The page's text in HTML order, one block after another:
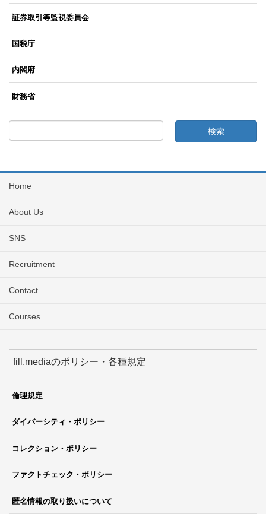
証券取引等監視委員会
国税庁
内閣府
財務省
Home
About Us
SNS
Recruitment
Contact
Courses
fill.mediaのポリシー・各種規定
倫理規定
ダイバーシティ・ポリシー
コレクション・ポリシー
ファクトチェック・ポリシー
匿名情報の取り扱いについて